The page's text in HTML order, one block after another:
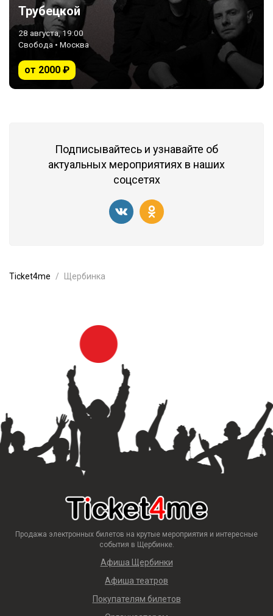
Трубецкой
28 августа, 19:00
Свобода • Москва
от 2000 ₽
Подписывайтесь и узнавайте об
актуальных мероприятиях в наших
соцсетях
Ticket4me Щербинка
Продажа электронных билетов на крутые мероприятия и интересные
события в Щербинке.
Афиша Щербинки
Афиша театров
Покупателям билетов